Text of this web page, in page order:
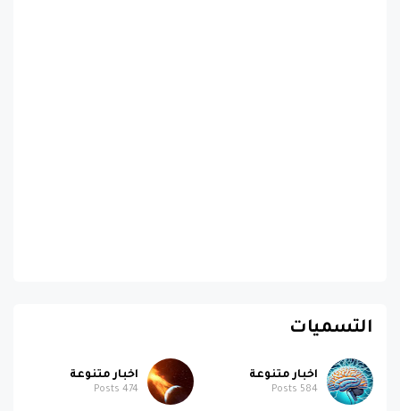
التسميات
اخبار متنوعة
584
اخبار متنوعة
474